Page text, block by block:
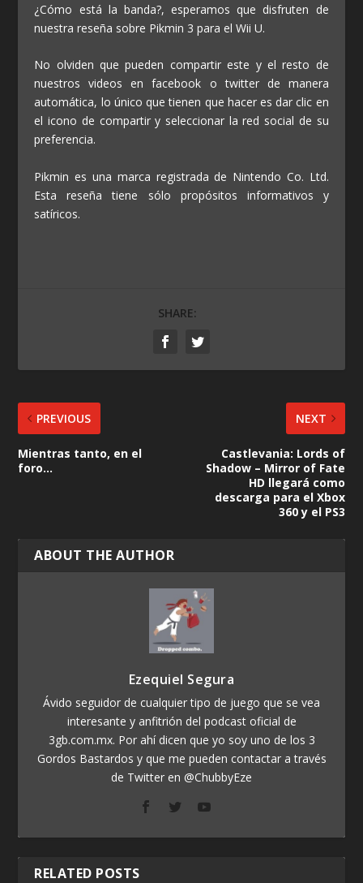
¿Cómo está la banda?, esperamos que disfruten de
nuestra reseña sobre Pikmin 3 para el Wii U.
No olviden que pueden compartir este y el resto de
nuestros videos en facebook o twitter de manera
automática, lo único que tienen que hacer es dar clic en
el icono de compartir y seleccionar la red social de su
preferencia.
Pikmin es una marca registrada de Nintendo Co. Ltd.
Esta reseña tiene sólo propósitos informativos y
satíricos.
SHARE:
PREVIOUS
Mientras tanto, en el
foro…
NEXT
Castlevania: Lords of
Shadow – Mirror of Fate
HD llegará como
descarga para el Xbox
360 y el PS3
ABOUT THE AUTHOR
Ezequiel Segura
Ávido seguidor de cualquier tipo de juego que se vea
interesante y anfitrión del podcast oficial de
3gb.com.mx. Por ahí dicen que yo soy uno de los 3
Gordos Bastardos y que me pueden contactar a través
de Twitter en @ChubbyEze
RELATED POSTS